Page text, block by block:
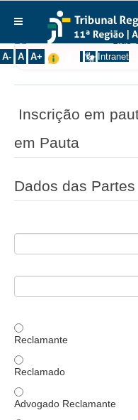
English
Português Español
A- A A+ Intranet
Institucional
Corregedoria
Composição
Seções
Varas do Trabalho
Juízes Manaus
Juízes Roraima
Juízes Interior
Diretores
Comitês
Comitê Gestor
Inscrição em
em Pauta
Dados das Partes
Reclamante
Reclamado
Advogado Reclamante